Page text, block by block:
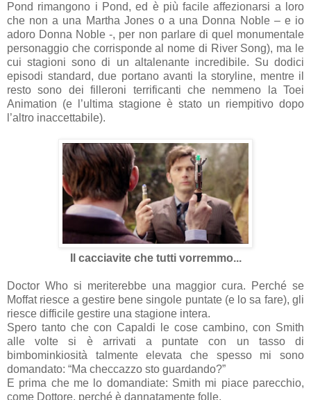
Pond rimangono i Pond, ed è più facile affezionarsi a loro
che non a una Martha Jones o a una Donna Noble – e io
adoro Donna Noble -, per non parlare di quel monumentale
personaggio che corrisponde al nome di River Song), ma le
cui stagioni sono di un altalenante incredibile. Su dodici
episodi standard, due portano avanti la storyline, mentre il
resto sono dei filleroni terrificanti che nemmeno la Toei
Animation (e l’ultima stagione è stato un riempitivo dopo
l’altro inaccettabile).
Il cacciavite che tutti vorremmo...
Doctor Who si meriterebbe una maggior cura. Perché se
Moffat riesce a gestire bene singole puntate (e lo sa fare), gli
riesce difficile gestire una stagione intera.
Spero tanto che con Capaldi le cose cambino, con Smith
alle volte si è arrivati a puntate con un tasso di
bimbominkiosità talmente elevata che spesso mi sono
domandato: “Ma checcazzo sto guardando?”
E prima che me lo domandiate: Smith mi piace parecchio,
come Dottore, perché è dannatamente folle.